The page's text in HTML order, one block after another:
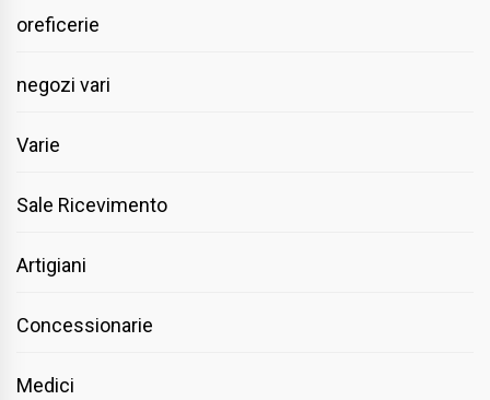
oreficerie
negozi vari
Varie
Sale Ricevimento
Artigiani
Concessionarie
Medici